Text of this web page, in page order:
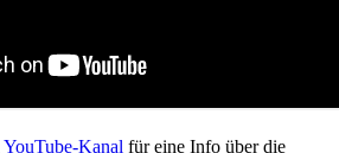
YouTube-Kanal für eine Info über die